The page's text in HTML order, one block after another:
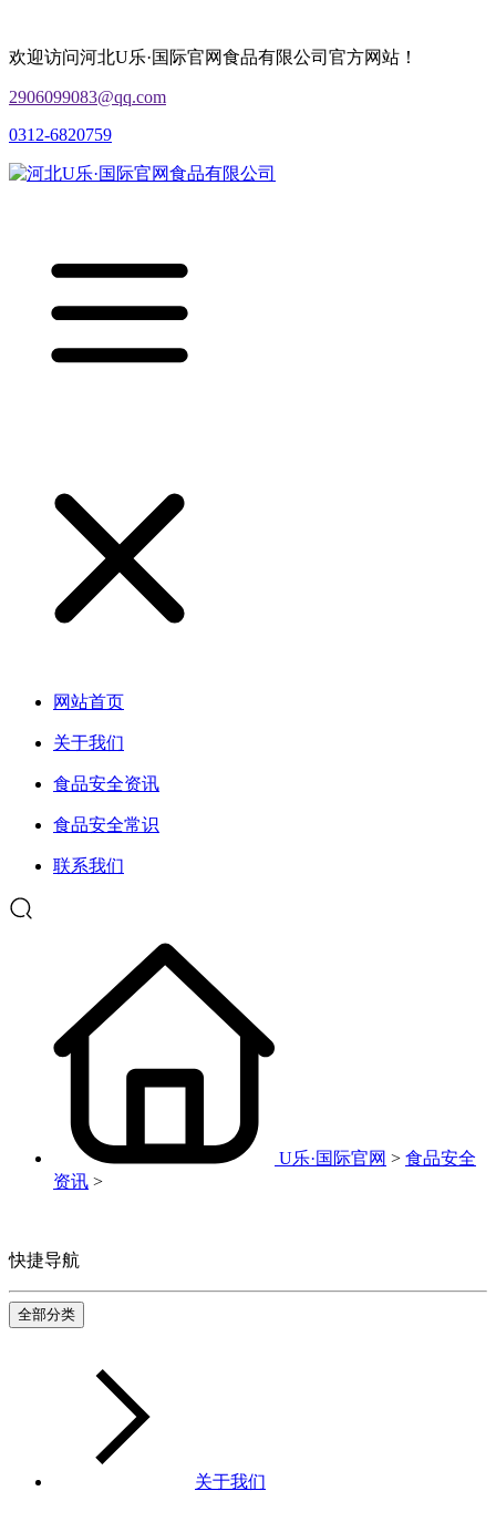
欢迎访问河北U乐·国际官网食品有限公司官方网站！
2906099083@qq.com
0312-6820759
网站首页
关于我们
食品安全资讯
食品安全常识
联系我们
U乐·国际官网 > 食品安全
资讯 >
快捷导航
全部分类
关于我们